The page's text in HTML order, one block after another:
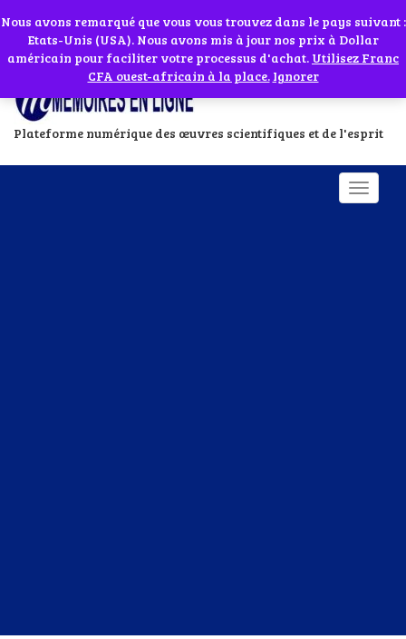
Abonnes toi à notre chaîne WhatsApp en cliquant sur l'icône en face
Plateforme numérique des œuvres scientifiques et de l'esprit
Si vous avez besoin d'assistance Contactez-nous par WhatsApp au
+229 01 95 33 60 26Ignorer
Nous avons remarqué que vous vous trouvez dans le pays suivant :
Etats-Unis (USA). Nous avons mis à jour nos prix à Dollar
américain pour faciliter votre processus d'achat. Utilisez Franc
CFA ouest-africain à la place. Ignorer